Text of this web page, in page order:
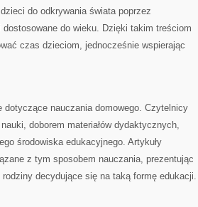
do odkrywania świata poprzez
do wieku. Dzięki takim treściom
czas dzieciom, jednocześnie wspierając
nauczania domowego. Czytelnicy
doborem materiałów dydaktycznych,
środowiska edukacyjnego. Artykuły
z tym sposobem nauczania, prezentując
decydujące się na taką formę edukacji.